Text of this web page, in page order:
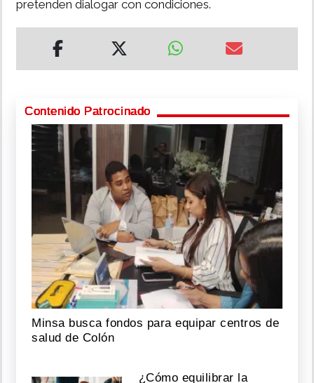
pretenden dialogar con condiciones.
Contenido Patrocinado
Minsa busca fondos para equipar centros de
salud de Colón
¿Cómo equilibrar la